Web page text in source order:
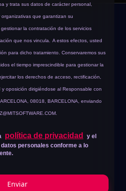
y trata sus datos de carácter personal,
que garantizan su
la contratación de los servicios
que nos vincula. A estos efectos, usted
para dicho tratamiento. Conservaremos sus
el tiempo imprescindible para gestionar la
los derechos de acceso, rectificación,
oposición dirigiéndose al Responsable con
08018, BARCELONA, enviando
política de privacidad
y el
personales conforme a lo
Enviar